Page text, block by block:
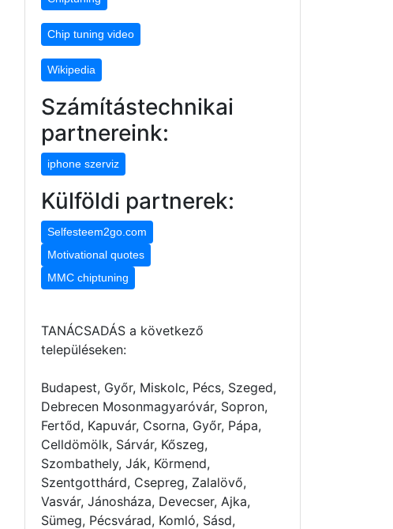
Chip tuning video
Wikipedia
Számítástechnikai
partnereink:
iphone szerviz
Külföldi partnerek:
Selfesteem2go.com
Motivational quotes
MMC chiptuning
TANÁCSADÁS a következő
településeken:
Budapest, Győr, Miskolc, Pécs, Szeged,
Debrecen Mosonmagyaróvár, Sopron,
Fertőd, Kapuvár, Csorna, Győr, Pápa,
Celldömölk, Sárvár, Kőszeg,
Szombathely, Ják, Körmend,
Szentgotthárd, Csepreg, Zalalövő,
Vasvár, Jánosháza, Devecser, Ajka,
Sümeg, Pécsvárad, Komló, Sásd,